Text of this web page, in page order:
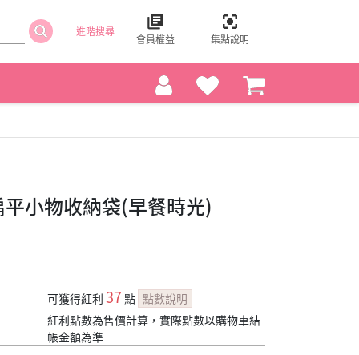
進階搜尋
會員權益 集點說明
平小物收納袋(早餐時光)
可獲得紅利 37點 點數說明
紅利點數為售價計算，實際點數以購物車結
帳金額為準